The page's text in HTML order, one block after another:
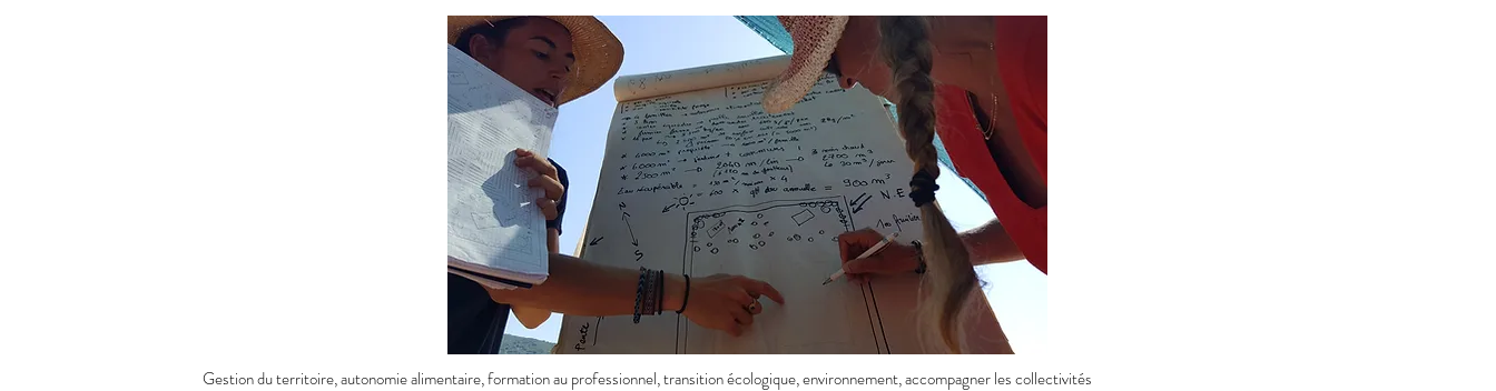
Gestion du territoire, autonomie alimentaire, formation au professionnel, transition écologique, environnement, accompagner les collectivités